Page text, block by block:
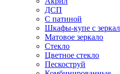
ДСП
С патиной
Шкафы-купе с
Матовое зеркало
Стекло
Цветное стекло
Пескоструй